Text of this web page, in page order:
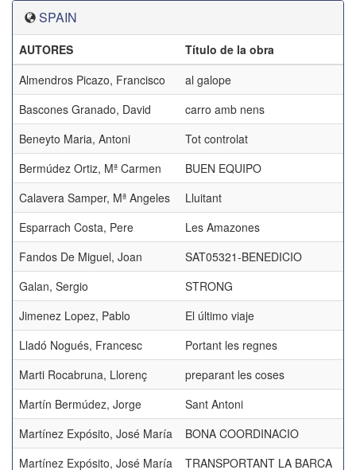
SPAIN
AUTORES
Título de la obra
Almendros Picazo, Francisco
al galope
Bascones Granado, David
carro amb nens
Beneyto Maria, Antoni
Tot controlat
Bermúdez Ortiz, Mª Carmen
BUEN EQUIPO
Calavera Samper, Mª Angeles
Lluitant
Esparrach Costa, Pere
Les Amazones
Fandos De Miguel, Joan
SAT05321-BENEDICIO
Galan, Sergio
STRONG
Jimenez Lopez, Pablo
El último viaje
Lladó Nogués, Francesc
Portant les regnes
Marti Rocabruna, Llorenç
preparant les coses
Martín Bermúdez, Jorge
Sant Antoni
Martínez Expósito, José María
BONA COORDINACIO
Martínez Expósito, José María
TRANSPORTANT LA BARCA